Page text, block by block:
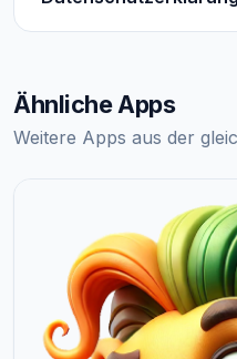
Ähnliche Apps
Weitere Apps aus der